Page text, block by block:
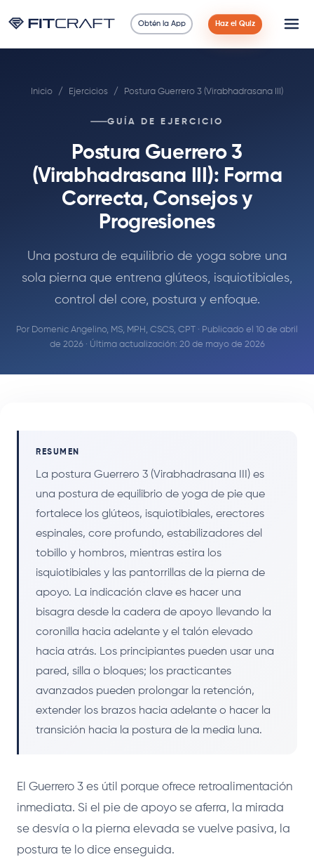
Obtén la App Haz el Quiz
Guías
90 Días
Calculadoras
Inicio / Ejercicios / Postura Guerrero 3 (Virabhadrasana III)
GUÍA DE EJERCICIO
Postura Guerrero 3
(Virabhadrasana III): Forma
Correcta, Consejos y
Progresiones
Una postura de equilibrio de yoga sobre una
sola pierna que entrena glúteos, isquiotibiales,
control del core, postura y enfoque.
Por Domenic Angelino, MS, MPH, CSCS, CPT · Publicado el 10 de abril
de 2026 · Última actualización: 20 de mayo de 2026
RESUMEN
La postura Guerrero 3 (Virabhadrasana III) es
una postura de equilibrio de yoga de pie que
fortalece los glúteos, isquiotibiales, erectores
espinales, core profundo, estabilizadores del
tobillo y hombros, mientras estira los
isquiotibiales y las pantorrillas de la pierna de
apoyo. La indicación clave es hacer una
bisagra desde la cadera de apoyo llevando la
coronilla hacia adelante y el talón elevado
hacia atrás. Los principiantes pueden usar una
pared, silla o bloques; los practicantes
avanzados pueden prolongar la retención,
extender los brazos hacia adelante o hacer la
transición hacia la postura de la media luna.
El Guerrero 3 es útil porque ofrece retroalimentación
inmediata. Si el pie de apoyo se aferra, la mirada
se desvía o la pierna elevada se vuelve pasiva, la
postura te lo dice enseguida.